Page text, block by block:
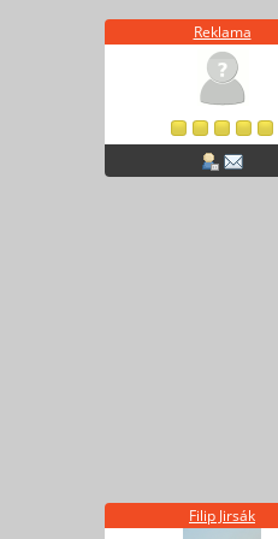
Reklama
Filip Jirsák